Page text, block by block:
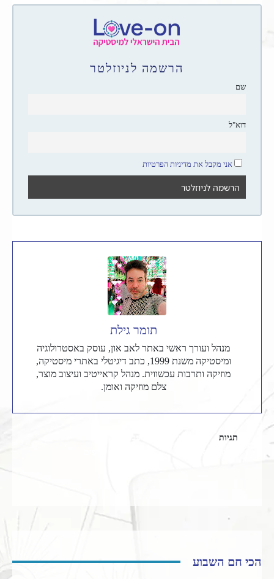
הכי חם השבוע
הרשמה לניוזלטר
שם
דוא"ל
אני מקבל את מדיניות הפרטיות
תומר גילת
מנהל ועורך ראשי באתר לאב און, עוסק באסטרולוגיה
ומיסטיקה משנת 1999, כתב דיגיטלי באתרי מיסטיקה,
מוזיקה ותרבות עכשווית. מנהל קראייטיב ועיצוב מוצר,
צלם מוזיקה ואומן.
תגיות